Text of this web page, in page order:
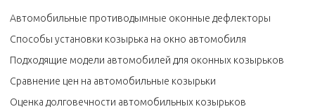
Автомобильные противодымные оконные дефлекторы
Способы установки козырька на окно автомобиля
Подходящие модели автомобилей для оконных козырьков
Сравнение цен на автомобильные козырьки
Оценка долговечности автомобильных козырьков